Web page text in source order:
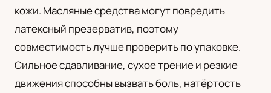
кожи. Масляные средства могут повредить
латексный презерватив, поэтому
совместимость лучше проверить по упаковке.
Сильное сдавливание, сухое трение и резкие
движения способны вызвать боль, натёртость